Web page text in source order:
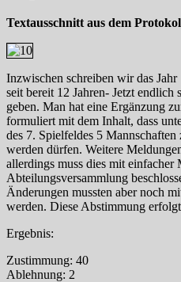
Textausschnitt aus dem
Inzwischen schreiben wir das
seit bereit 12 Jahren- Jetzt endlich
geben. Man hat eine Ergänzung
formuliert mit dem Inhalt, dass
des 7. Spielfeldes 5
werden dürfen. Weitere
allerdings muss dies mit einfacher
Abteilungsversammlung
Änderungen mussten aber noch
werden. Diese Abstimmung
Ergebnis:
Zustimmung: 40
Ablehnung: 2